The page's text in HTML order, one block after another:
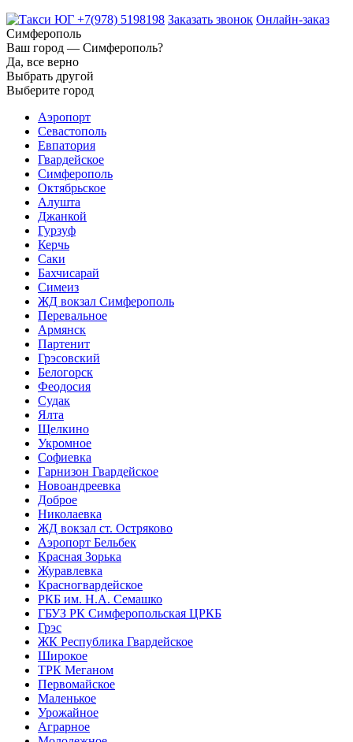
+7(978) 5198198 Заказать звонок Онлайн-заказ
Симферополь
Ваш город — Симферополь?
Да, все верно
Выбрать другой
Выберите город
Аэропорт
Севастополь
Евпатория
Гвардейское
Симферополь
Октябрьское
Алушта
Джанкой
Гурзуф
Керчь
Саки
Бахчисарай
Симеиз
ЖД вокзал Симферополь
Перевальное
Армянск
Партенит
Грэсовский
Белогорск
Феодосия
Судак
Ялта
Щелкино
Укромное
Софиевка
Гарнизон Гвардейское
Новоандреевка
Доброе
Николаевка
ЖД вокзал ст. Остряково
Аэропорт Бельбек
Красная Зорька
Журавлевка
Красногвардейское
РКБ им. Н.А. Семашко
ГБУЗ РК Симферопольская ЦРКБ
Грэс
ЖК Республика Гвардейское
Широкое
ТРК Меганом
Первомайское
Маленькое
Урожайное
Аграрное